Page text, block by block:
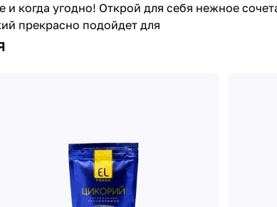
и когда угодно! Открой для себя нежное
прекрасно подойдет для